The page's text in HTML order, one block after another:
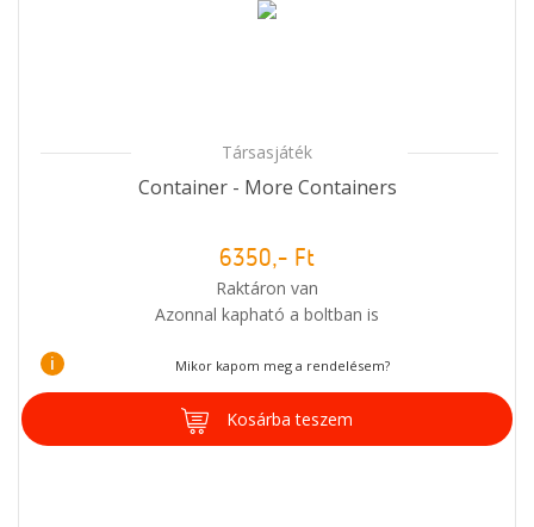
Társasjáték
Container - More Containers
6350,- Ft
Raktáron van
Azonnal kapható a boltban is
i Mikor kapom meg a rendelésem?
Kosárba teszem